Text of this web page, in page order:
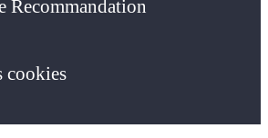
Recommandation
cookies